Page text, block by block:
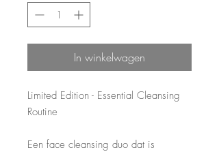
In winkelwagen
Limited Edition - Essential Cleansing
Routine
Een face cleansing duo dat is